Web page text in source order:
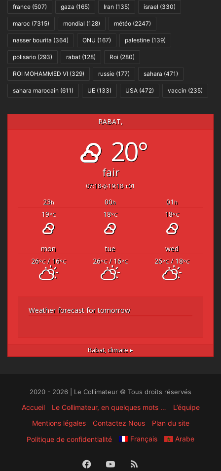
france (507) gaza (165) Iran (135) israel (330)
maroc (7315) mondial (128) météo (2247)
nasser bourita (364) ONU (167) palestine (139)
polisario (293) rabat (128) Roi (280)
ROI MOHAMMED VI (329) russie (177) sahara (471)
sahara marocain (611) UE (133) USA (472) vaccin (235)
RABAT,
20°
fair
07:18 19:18 +01
23h 00h 01 h
19°C 18°C 18°C
mon tue
wed
26°C/ 16°C 26°C/ 16°C 26°C/ 18°C
Weather forecast for tomorrow
Rabat, climate ▸
2020 - 2026 | Le Collimateur © Tous droits réservés
Accueil Le Collimateur, en quelques mots …
L’équipe
Mentions légales
Contactez Nous
Plan du site
Politique de confidentialité
Français Arabe
FacebookYouTube